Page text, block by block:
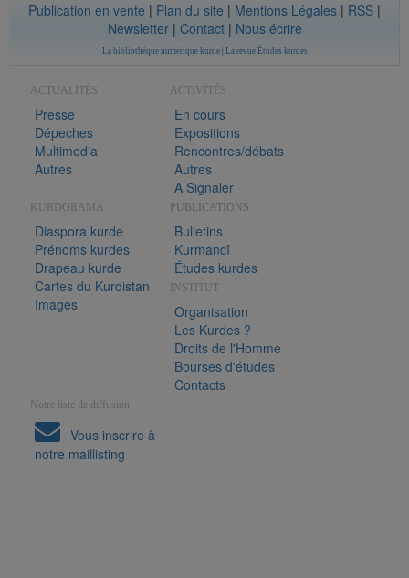
Publication en vente | Plan du site | Mentions Légales | RSS |
Newsletter| Contact| Nous écrire
La bibliothèque numérique kurde| La revue Études kurdes
ACTUALITÉS
Presse
Dépeches
Multimedia
Autres
ACTIVITÉS
En cours
Expositions
Rencontres/débats
Autres
A Signaler
KURDORAMA
Diaspora kurde
Prénoms kurdes
Drapeau kurde
Cartes du Kurdistan
Images
PUBLICATIONS
Bulletins
Kurmancî
Études kurdes
INSTITUT
Organisation
Les Kurdes ?
Droits de l'Homme
Bourses d'études
Contacts
Notre liste de diffusion
Vous inscrire à
notre maillisting